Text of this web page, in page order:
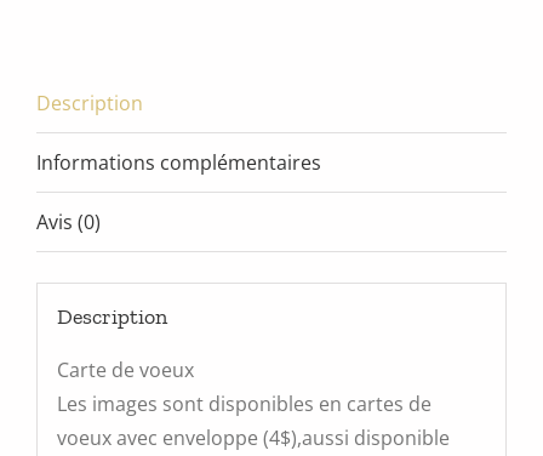
Description
Informations complémentaires
Avis (0)
Description
Carte de voeux
Les images sont disponibles en cartes de
voeux avec enveloppe (4$),aussi disponible